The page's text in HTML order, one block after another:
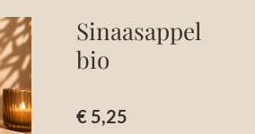
Sinaasappel
bio
€ 5,25